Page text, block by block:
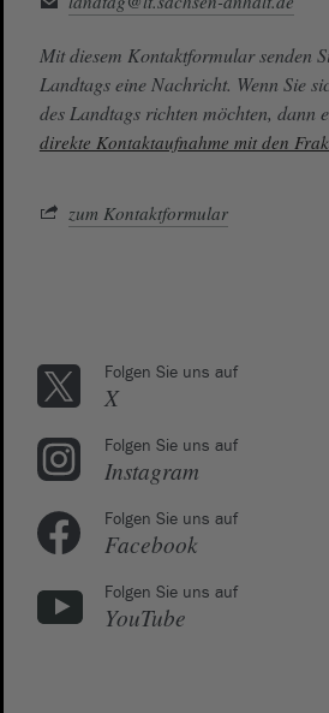
Mit diesem Kontaktformular senden
Landtags eine Nachricht. Wenn Sie
des Landtags richten möchten, dann
direkte Kontaktaufnahme mit den
zum Kontaktformular
Folgen Sie uns auf
X
Folgen Sie uns auf
Instagram
Folgen Sie uns auf
Facebook
Folgen Sie uns auf
YouTube